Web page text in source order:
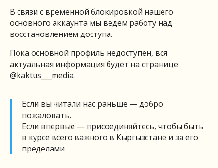
В связи с временной блокировкой нашего
основного аккаунта мы ведем работу над
восстановлением доступа.
Пока основной профиль недоступен, вся
актуальная информация будет на странице
@kaktus___media.
Если вы читали нас раньше — добро
пожаловать.
Если впервые — присоединяйтесь, чтобы быть
в курсе всего важного в Кыргызстане и за его
пределами.